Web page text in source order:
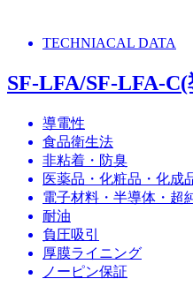
TECHNIACAL DATA
SF-LFA/SF-LFA-
導電性
食品衛生法
非粘着・防臭
医薬品・化粧品・化成
電子材料・半導体・超
耐油
負圧吸引
厚膜ライニング
ノーピン保証